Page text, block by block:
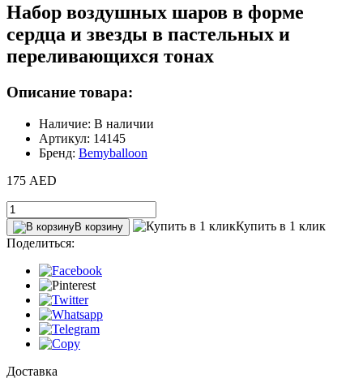
Набор воздушных шаров в форме
сердца и звезды в пастельных и
переливающихся тонах
Описание товара:
Наличие: В наличии
Артикул: 14145
Бренд: Bemyballoon
175 AED
В корзину
Купить в 1 клик
Поделиться:
Доставка